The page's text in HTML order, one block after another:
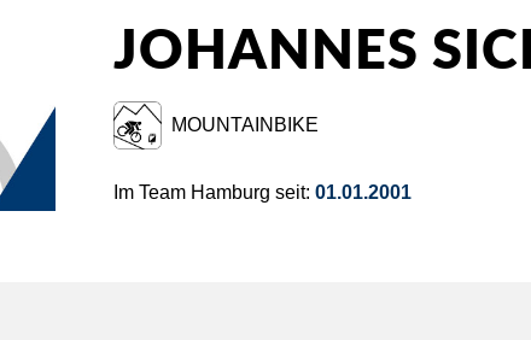
JOHANNES
MOUNTAINBIKE
Im Team Hamburg seit: 01.01.2001